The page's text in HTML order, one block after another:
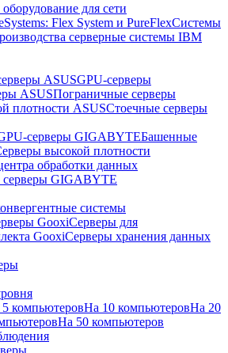
для сети
Flex System и PureFlexСистемы
серверные системы IBM
ASUSGPU-серверы
ASUSПограничные серверы
плотности ASUSСтоечные серверы
серверы GIGABYTEБашенные
высокой плотности
обработки данных
серверы GIGABYTE
системы
GooxiСерверы для
GooxiСерверы хранения данных
компьютеровНа 10 компьютеровНа 20
На 50 компьютеров